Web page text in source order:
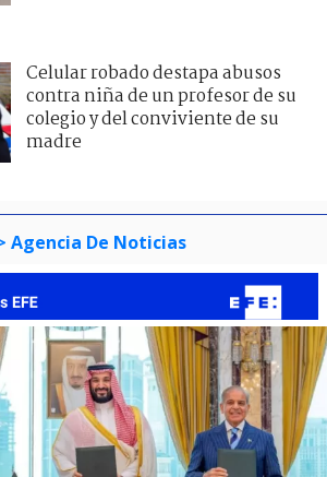
Celular robado destapa abusos
contra niña de un profesor de su
colegio y del conviviente de su
madre
Agencia De Noticias